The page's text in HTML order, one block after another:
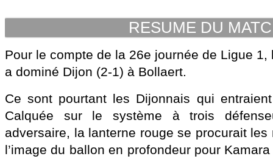
RESUME DU
Pour le compte de la 26e journée de Ligue
a dominé Dijon (2-1) à Bollaert.
Ce sont pourtant les Dijonnais qui
Calquée sur le système à trois
adversaire, la lanterne rouge se procurait
l’image du ballon en profondeur pour